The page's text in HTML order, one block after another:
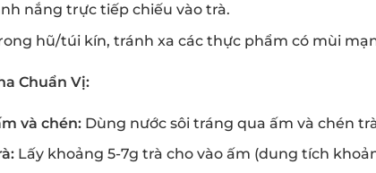
nắng trực tiếp chiếu vào trà.
hũ/túi kín, tránh xa các thực phẩm có mùi
Chuẩn Vị:
và chén:Dùng nước sôi tráng qua ấm và chén
Lấy khoảng 5-7g trà cho vào ấm (dung tích